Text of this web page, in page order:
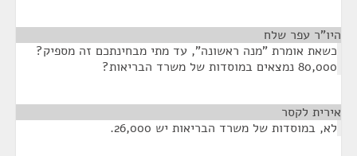
היו"ר עפר שלח
כשאת אומרת "מנה ראשונה", עד מתי מבחינתכם זה מספיק?
80,000 נמצאים במוסדות של משרד הבריאות?
אירית לקסר
לא, במוסדות של משרד הבריאות יש 26,000.